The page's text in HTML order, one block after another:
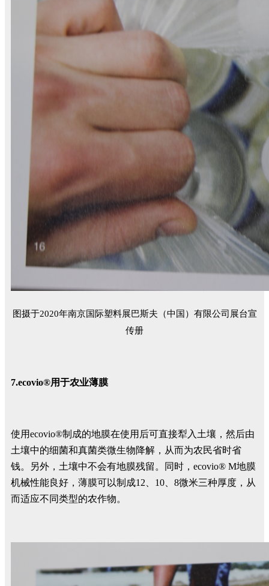
图摄于2020年南京国际塑料展巴斯夫（中国 ）有限公司 展台宣
传册
7.ecovio®用于农业薄膜
使用ecovio®制成的地膜在使用后可直接犁入土壤，然后由
土壤中的细菌和真菌类微生物降解，从而为农民省时省
钱。另外，土壤中不会有地膜残留。同时，ecovio® M地膜
机械性能良好，薄膜可以制成12、10、8微米三种厚度，从
而适应不同类型的农作物。